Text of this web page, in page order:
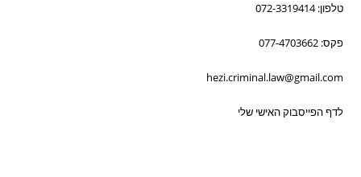
טלפון: 072-3319414
פקס: 077-4703662
hezi.criminal.law@gmail.com
לדף הפייסבוק האישי שלי